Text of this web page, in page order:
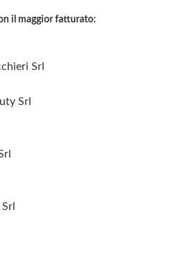
il maggior fatturato:
Srl
Srl